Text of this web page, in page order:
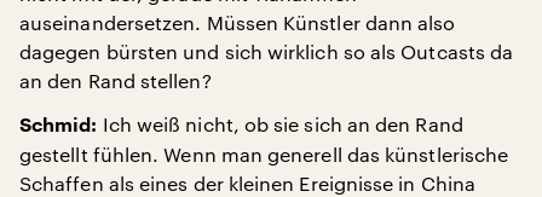
auseinandersetzen. Müssen Künstler dann also
dagegen bürsten und sich wirklich so als Outcasts da
an den Rand stellen?
Schmid: Ich weiß nicht, ob sie sich an den Rand
gestellt fühlen. Wenn man generell das künstlerische
Schaffen als eines der kleinen Ereignisse in China